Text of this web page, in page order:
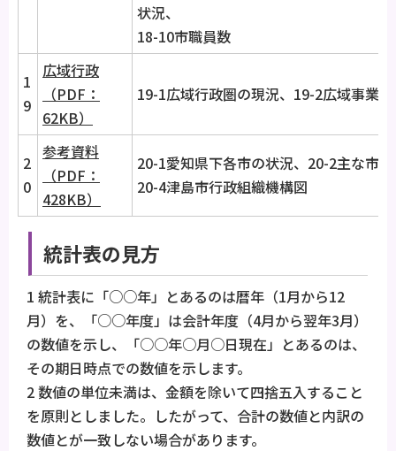
状況、
18-10市職員数
1
9
広域行政
（PDF：
62KB）
19-1広域行政圏の現況、19-2広域事業
2
0
参考資料
（PDF：
428KB）
20-1愛知県下各市の状況、20-2主な市
20-4津島市行政組織機構図
統計表の見方
1 統計表に「○○年」とあるのは暦年（1月から12
月）を、「○○年度」は会計年度（4月から翌年3月）
の数値を示し、「○○年○月○日現在」とあるのは、
その期日時点での数値を示します。
2 数値の単位未満は、金額を除いて四捨五入すること
を原則としました。したがって、合計の数値と内訳の
数値とが一致しない場合があります。